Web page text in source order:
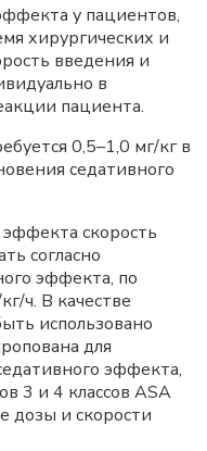
у пациентов,
хирургических и
введения и
в
пациента.
0,5–1,0 мг/кг в
седативного
скорость
согласно
эффекта, по
ч. В качестве
использовано
для
эффекта,
3 и 4 классов ASA
дозы и скорости